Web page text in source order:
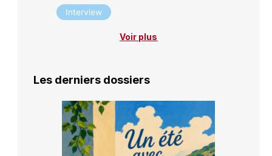
Interview
Voir plus
Les derniers dossiers